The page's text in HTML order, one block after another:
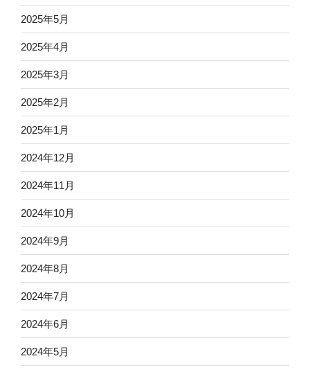
2025年5月
2025年4月
2025年3月
2025年2月
2025年1月
2024年12月
2024年11月
2024年10月
2024年9月
2024年8月
2024年7月
2024年6月
2024年5月